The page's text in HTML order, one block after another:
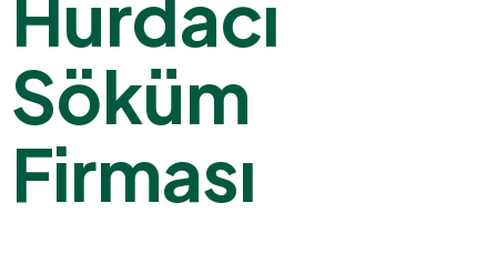
Hurdacı
Söküm
Firması